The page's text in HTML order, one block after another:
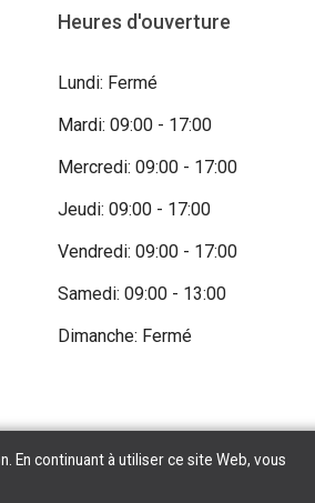
Heures d'ouverture
Lundi: Fermé
Mardi: 09:00 - 17:00
Mercredi: 09:00 - 17:00
Jeudi: 09:00 - 17:00
Vendredi: 09:00 - 17:00
Samedi: 09:00 - 13:00
Dimanche: Fermé
En continuant à utiliser ce site Web, vous